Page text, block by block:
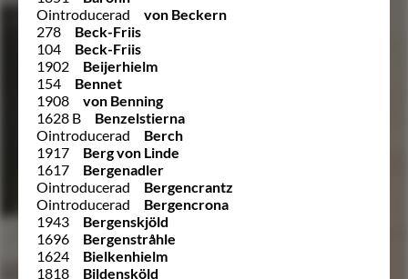
Ointroducerad
von Beckern
278
Beck-Friis
104
Beck-Friis
1902
Beijerhielm
154
Bennet
1908
von Benning
1628 B
Benzelstierna
Ointroducerad
Berch
1917
Berg von Linde
1617
Bergenadler
Ointroducerad
Bergencrantz
Ointroducerad
Bergencrona
1943
Bergenskjöld
1696
Bergenstråhle
1624
Bielkenhielm
1818
Bildensköld